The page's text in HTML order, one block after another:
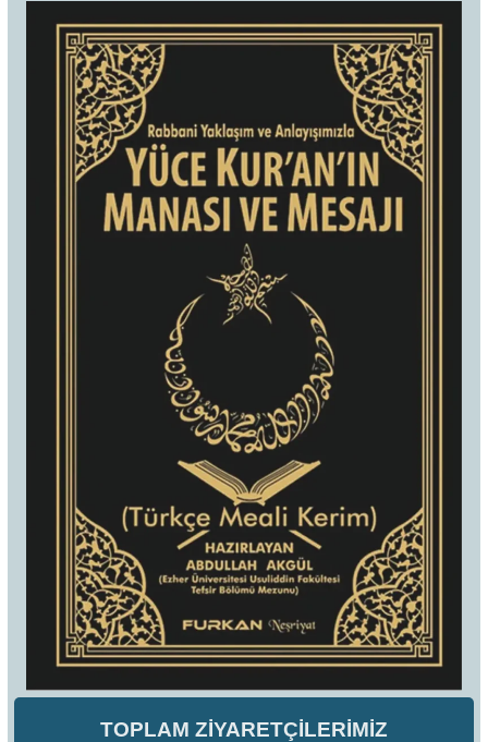
TOPLAM ZİYARETÇİLERİMİZ